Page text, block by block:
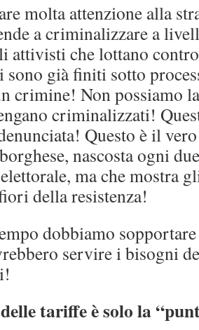
molta attenzione alla
a criminalizzare a
attivisti che lottano
già finiti sotto
crimine! Non possiamo
criminalizzati!
Questo è il
nascosta ogni
ma che mostra
della resistenza!
dobbiamo
servire i bisogni
tariffe è solo la